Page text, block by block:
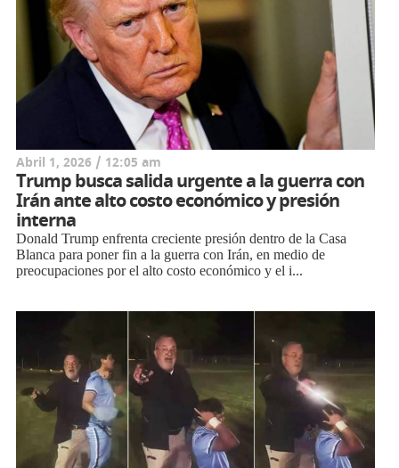
Abril 1, 2026 / 12:05 am
Trump busca salida urgente a la guerra con
Irán ante alto costo económico y presión
interna
Donald Trump enfrenta creciente presión dentro de la Casa
Blanca para poner fin a la guerra con Irán, en medio de
preocupaciones por el alto costo económico y el i...